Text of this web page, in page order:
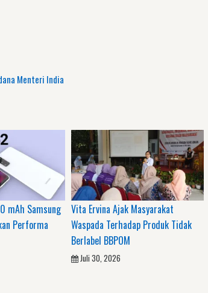
Menteri India
mAh Samsung
Performa
Vita Ervina Ajak Masyarakat
Waspada Terhadap Produk Tidak
Berlabel BBPOM
Juli 30, 2026